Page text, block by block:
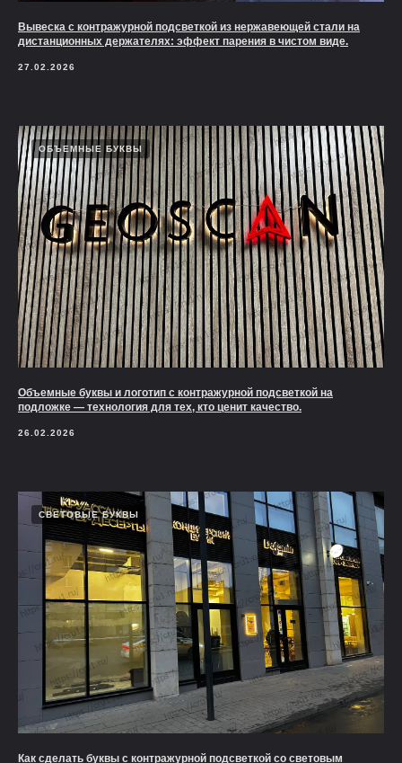
Вывеска с контражурной подсветкой из нержавеющей стали на
дистанционных держателях: эффект парения в чистом виде.
27.02.2026
ОБЪЕМНЫЕ БУКВЫ
Объемные буквы и логотип с контражурной подсветкой на
подложке — технология для тех, кто ценит качество.
26.02.2026
СВЕТОВЫЕ БУКВЫ
Как сделать буквы с контражурной подсветкой со световым